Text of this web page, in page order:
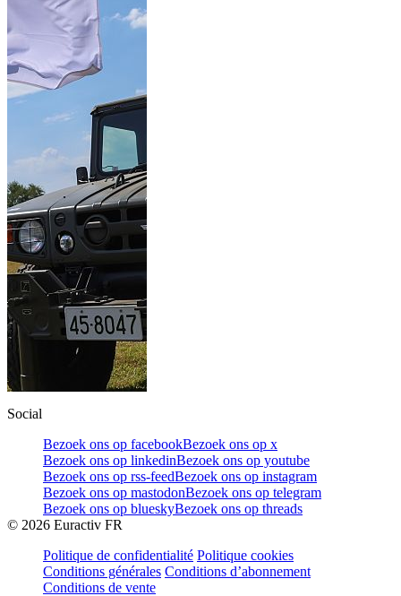
Social
Bezoek ons op facebookBezoek ons op x
Bezoek ons op linkedinBezoek ons op youtube
Bezoek ons op rss-feedBezoek ons op instagram
Bezoek ons op mastodonBezoek ons op telegram
Bezoek ons op blueskyBezoek ons op threads
© 2026 Euractiv FR
Politique de confidentialité Politique cookies
Conditions générales Conditions d’abonnement
Conditions de vente